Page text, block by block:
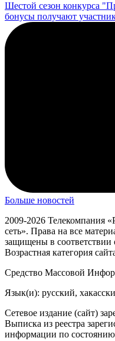
Шестой сезон конкурса
бонусы получают
Больше новостей
2009-2026 Телекомпания
сеть». Права на все
защищены в соответствии
Возрастная категория
Средство Массовой
Язык(и): русский,
Сетевое издание (сайт)
Выписка из реестра
информации по